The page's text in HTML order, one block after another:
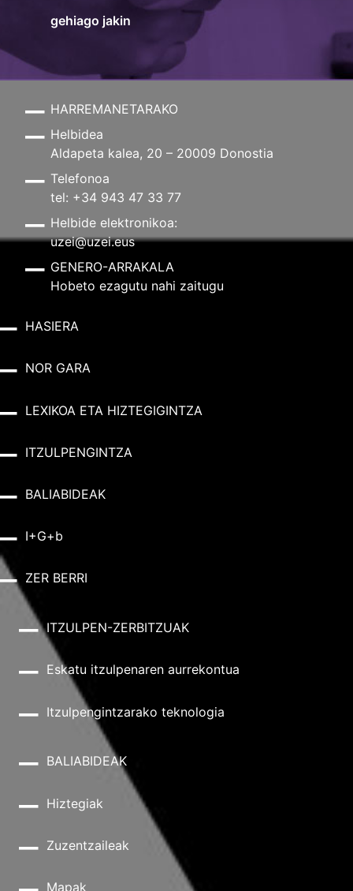
gehiago jakin
HARREMANETARAKO
Helbidea
Aldapeta kalea, 20 – 20009 Donostia
Telefonoa
tel: +34 943 47 33 77
Helbide elektronikoa:
uzei@uzei.eus
GENERO-ARRAKALA
Hobeto ezagutu nahi zaitugu
HASIERA
NOR GARA
LEXIKOA ETA HIZTEGIGINTZA
ITZULPENGINTZA
BALIABIDEAK
I+G+b
ZER BERRI
ITZULPEN-ZERBITZUAK
Eskatu itzulpenaren aurrekontua
Itzulpengintzarako teknologia
BALIABIDEAK
Hiztegiak
Zuzentzaileak
Mapak